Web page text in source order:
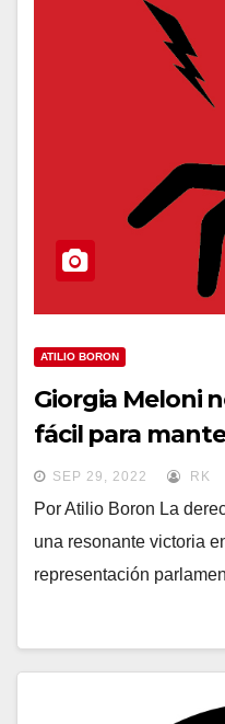
ATILIO BORON
Giorgia Meloni
fácil para
SEP 29, 2022 RK
Por Atilio Boron La
una resonante victoria
representación